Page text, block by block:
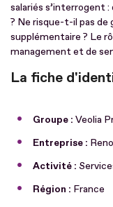
salariés s’interrogent
? Ne risque-t-il pas de
supplémentaire ? Le
management et de
La fiche
Groupe : Veolia
Entreprise :
Activité :
Région : France